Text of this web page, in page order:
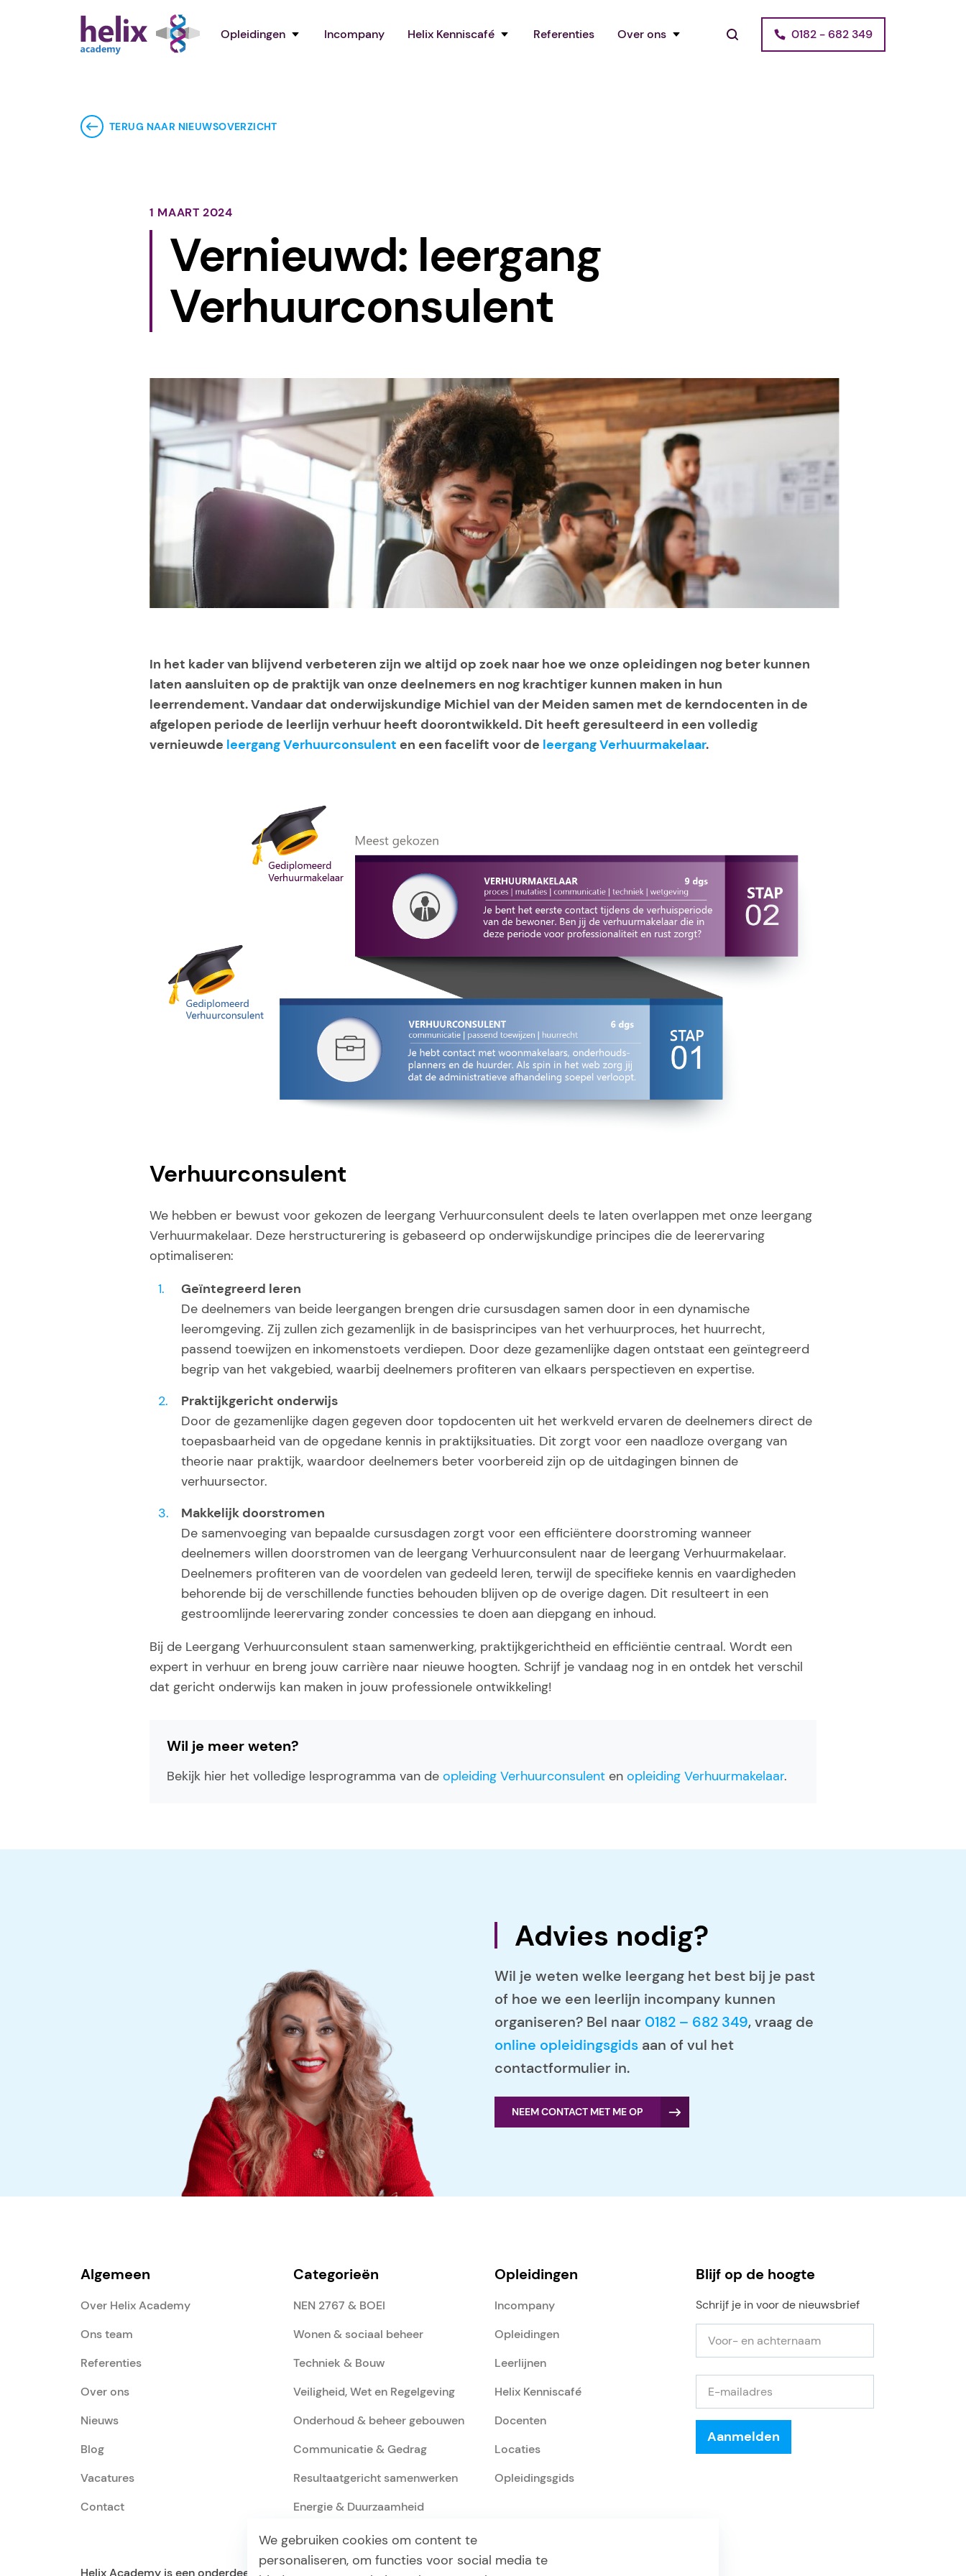
Opleidingen Incompany Helix Kenniscafé Referenties Over ons 0182 - 682 349
TERUG NAAR NIEUWSOVERZICHT
1 MAART 2024
Vernieuwd: leergang
Verhuurconsulent
In het kader van blijvend verbeteren zijn we altijd op zoek naar hoe we onze opleidingen nog beter kunnen
laten aansluiten op de praktijk van onze deelnemers en nog krachtiger kunnen maken in hun
leerrendement. Vandaar dat onderwijskundige Michiel van der Meiden samen met de kerndocenten in de
afgelopen periode de leerlijn verhuur heeft doorontwikkeld. Dit heeft geresulteerd in een volledig
vernieuwde leergang Verhuurconsulent en een facelift voor de leergang Verhuurmakelaar.
Verhuurconsulent
We hebben er bewust voor gekozen de leergang Verhuurconsulent deels te laten overlappen met onze leergang
Verhuurmakelaar. Deze herstructurering is gebaseerd op onderwijskundige principes die de leerervaring
optimaliseren:
Geïntegreerd leren
De deelnemers van beide leergangen brengen drie cursusdagen samen door in een dynamische
leeromgeving. Zij zullen zich gezamenlijk in de basisprincipes van het verhuurproces, het huurrecht,
passend toewijzen en inkomenstoets verdiepen. Door deze gezamenlijke dagen ontstaat een geïntegreerd
begrip van het vakgebied, waarbij deelnemers profiteren van elkaars perspectieven en expertise.
Praktijkgericht onderwijs
Door de gezamenlijke dagen gegeven door topdocenten uit het werkveld ervaren de deelnemers direct de
toepasbaarheid van de opgedane kennis in praktijksituaties. Dit zorgt voor een naadloze overgang van
theorie naar praktijk, waardoor deelnemers beter voorbereid zijn op de uitdagingen binnen de
verhuursector.
Makkelijk doorstromen
De samenvoeging van bepaalde cursusdagen zorgt voor een efficiëntere doorstroming wanneer
deelnemers willen doorstromen van de leergang Verhuurconsulent naar de leergang Verhuurmakelaar.
Deelnemers profiteren van de voordelen van gedeeld leren, terwijl de specifieke kennis en vaardigheden
behorende bij de verschillende functies behouden blijven op de overige dagen. Dit resulteert in een
gestroomlijnde leerervaring zonder concessies te doen aan diepgang en inhoud.
Bij de Leergang Verhuurconsulent staan samenwerking, praktijkgerichtheid en efficiëntie centraal. Wordt een
expert in verhuur en breng jouw carrière naar nieuwe hoogten. Schrijf je vandaag nog in en ontdek het verschil
dat gericht onderwijs kan maken in jouw professionele ontwikkeling!
Wil je meer weten?
Bekijk hier het volledige lesprogramma van de opleiding Verhuurconsulent en opleiding Verhuurmakelaar.
Advies nodig?
Wil je weten welke leergang het best bij je past
of hoe we een leerlijn incompany kunnen
organiseren? Bel naar 0182 – 682 349, vraag de
online opleidingsgids aan of vul het
contactformulier in.
NEEM CONTACT MET ME OP
Algemeen
Over Helix Academy
Ons team
Referenties
Over ons
Nieuws
Blog
Vacatures
Contact
Categorieën
NEN 2767 & BOEI
Wonen & sociaal beheer
Techniek & Bouw
Veiligheid, Wet en Regelgeving
Onderhoud & beheer gebouwen
Communicatie & Gedrag
Resultaatgericht samenwerken
Energie & Duurzaamheid
Opleidingen
Incompany
Opleidingen
Leerlijnen
Helix Kenniscafé
Docenten
Locaties
Opleidingsgids
Blijf op de hoogte
Schrijf je in voor de nieuwsbrief
Helix Academy is een onderdeel van
We gebruiken cookies om content te
personaliseren, om functies voor social media te